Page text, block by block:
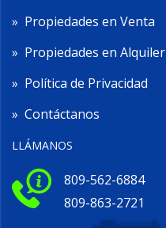
» Propiedades en Venta
» Propiedades en Alquiler
» Política de Privacidad
» Contáctanos
LLÁMANOS
809-562-6884
809-863-2721